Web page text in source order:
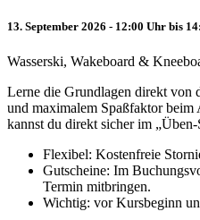
13. September 2026 - 12:00 Uhr bis
Wasserski, Wakeboard &
Lerne die Grundlagen direkt von
und maximalem Spaßfaktor beim
kannst du direkt sicher im
Flexibel: Kostenfreie
Gutscheine: Im
Termin mitbringen.
Wichtig: vor Kursbeginn